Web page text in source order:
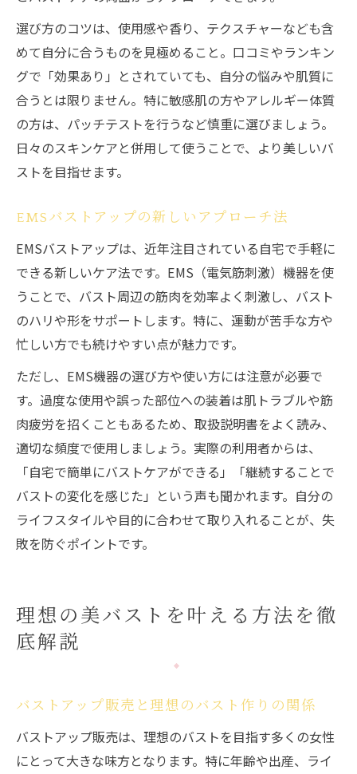
選び方のコツは、使用感や香り、テクスチャーなども含
めて自分に合うものを見極めること。口コミやランキン
グで「効果あり」とされていても、自分の悩みや肌質に
合うとは限りません。特に敏感肌の方やアレルギー体質
の方は、パッチテストを行うなど慎重に選びましょう。
日々のスキンケアと併用して使うことで、より美しいバ
ストを目指せます。
EMSバストアップの新しいアプローチ法
EMSバストアップは、近年注目されている自宅で手軽に
できる新しいケア法です。EMS（電気筋刺激）機器を使
うことで、バスト周辺の筋肉を効率よく刺激し、バスト
のハリや形をサポートします。特に、運動が苦手な方や
忙しい方でも続けやすい点が魅力です。
ただし、EMS機器の選び方や使い方には注意が必要で
す。過度な使用や誤った部位への装着は肌トラブルや筋
肉疲労を招くこともあるため、取扱説明書をよく読み、
適切な頻度で使用しましょう。実際の利用者からは、
「自宅で簡単にバストケアができる」「継続することで
バストの変化を感じた」という声も聞かれます。自分の
ライフスタイルや目的に合わせて取り入れることが、失
敗を防ぐポイントです。
理想の美バストを叶える方法を徹
底解説
バストアップ販売と理想のバスト作りの関係
バストアップ販売は、理想のバストを目指す多くの女性
にとって大きな味方となります。特に年齢や出産、ライ